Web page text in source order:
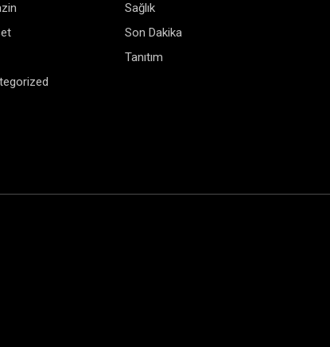
Sağlık
Son Dakika
Tanıtım